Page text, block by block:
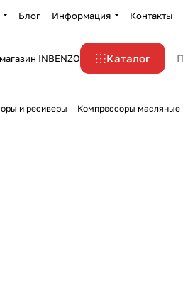
Блог Информация Контакты
INBENZO Каталог
и ресиверы Компрессоры масляные